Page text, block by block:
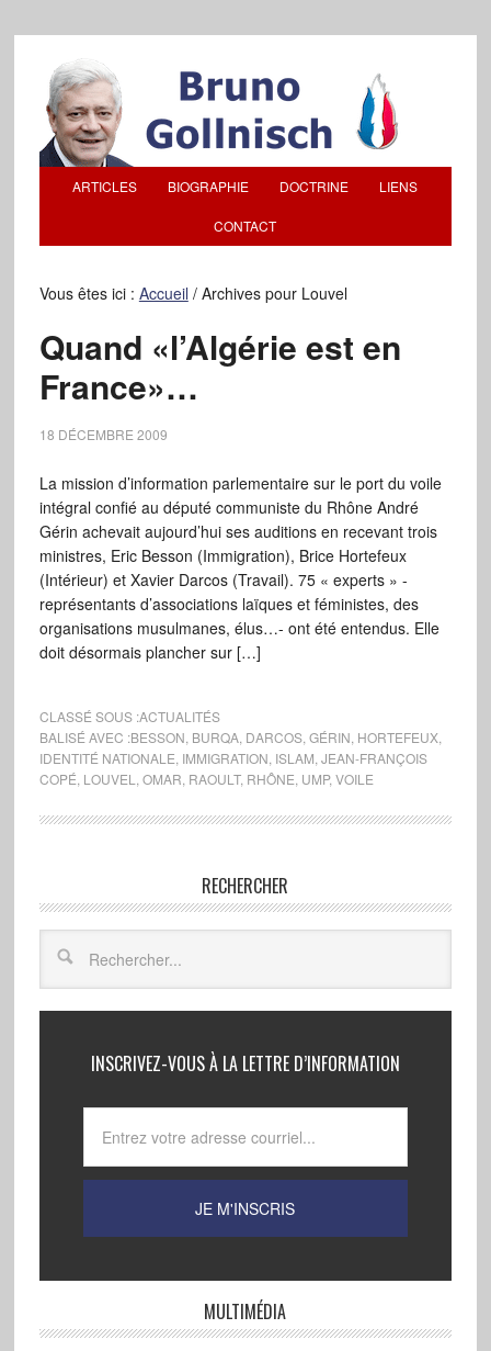
ARTICLES BIOGRAPHIE DOCTRINE LIENS
CONTACT
Vous êtes ici : Accueil /Archives pour Louvel
Quand «l’Algérie est en
France»…
18 DÉCEMBRE 2009
La mission d’information parlementaire sur le port du voile
intégral confié au député communiste du Rhône André
Gérin achevait aujourd’hui ses auditions en recevant trois
ministres, Eric Besson (Immigration), Brice Hortefeux
(Intérieur) et Xavier Darcos (Travail). 75 « experts » -
représentants d’associations laïques et féministes, des
organisations musulmanes, élus…- ont été entendus. Elle
doit désormais plancher sur […]
CLASSÉ SOUS :ACTUALITÉS
BALISÉ AVEC :BESSON BURQA, DARCOS, GÉRIN HORTEFEUX,
IDENTITÉ NATIONALE IMMIGRATION ISLAM JEAN-FRANÇOIS
COPÉ LOUVEL OMAR RAOULT, RHÔNE UMP, VOILE
RECHERCHER
INSCRIVEZ-VOUS À LA LETTRE D’INFORMATION
MULTIMÉDIA